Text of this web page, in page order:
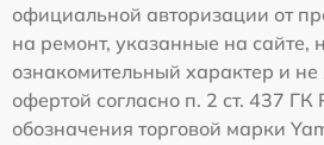
официальной авторизации от
на ремонт, указанные на сайте,
ознакомительный характер и
офертой согласно п. 2 ст. 437
обозначения торговой марки